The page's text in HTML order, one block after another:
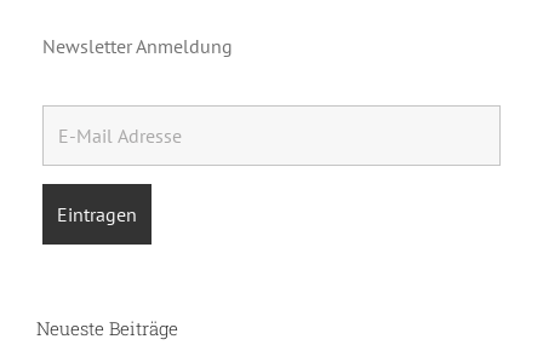
Newsletter Anmeldung
Neueste Beiträge